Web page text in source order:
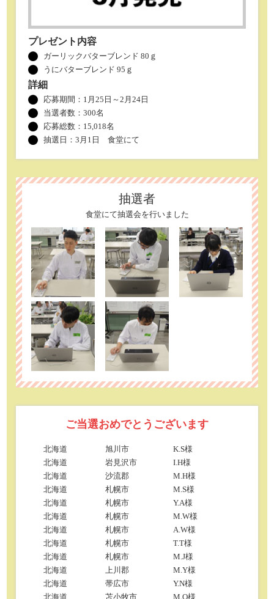
プレゼント内容
ガーリックバターブレンド 80ｇ
うにバターブレンド 95ｇ
詳細
応募期間：1月25日～2月24日
当選者数：300名
応募総数：15,018名
抽選日：3月1日 食堂にて
抽選者
食堂にて抽選会を行いました
ご当選おめでとうございます
北海道 旭川市
K.S様
北海道
岩見沢市
I.H様
北海道
沙流郡
M.H様
北海道
札幌市
M.S様
北海道
札幌市
Y.A様
北海道
札幌市
M.W様
北海道
札幌市
A.W様
北海道
札幌市
T.T様
北海道
札幌市
M.J様
北海道
上川郡
M.Y様
北海道
帯広市
Y.N様
北海道
苫小牧市
M.O様